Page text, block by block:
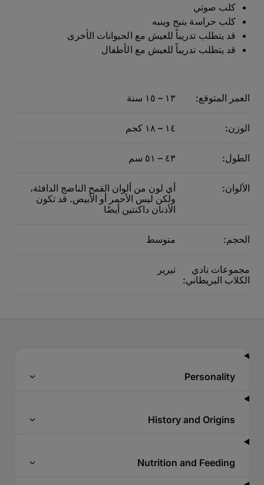
كلب صوتي
كلب حراسة ينبح وينبه
قد يتطلب تدريباً للعيش مع الحيوانات الأخرى
قد يتطلب تدريباً للعيش مع الأطفال
العمر المتوقع: ١٣ – ١٥ سنة
الوزن: ١٤ – ١٨ كجم
الطول: ٤٣ – ٥١ سم
الألوان:
أي لون من ألوان القمح الناضج الدافئة،
ولكن ليس الأحمر أو الأبيض. قد تكون
الأذنان داكنتين أيضًا
الحجم: متوسط
مجموعات نادي
الكلاب البريطاني:
تيرير
Personality
History and Origins
Nutrition and Feeding